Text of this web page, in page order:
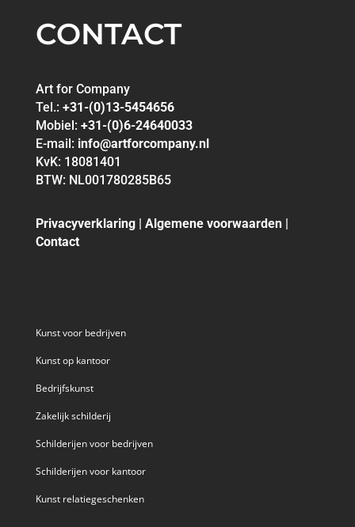
CONTACT
Art for Company
Tel.: +31-(0)13-5454656
Mobiel: +31-(0)6-24640033
E-mail: info@artforcompany.nl
KvK: 18081401
BTW: NL001780285B65
Privacyverklaring| Algemene voorwaarden|
Contact
Kunst voor bedrijven
Kunst op kantoor
Bedrijfskunst
Zakelijk schilderij
Schilderijen voor bedrijven
Schilderijen voor kantoor
Kunst relatiegeschenken